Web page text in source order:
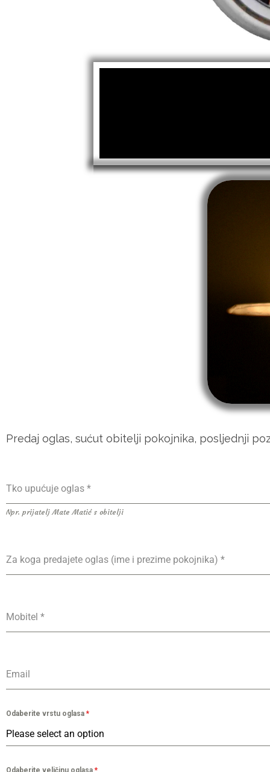
Predaj oglas, sućut obitelji pokojnika, posljednji
Tko upućuje oglas *
Npr. prijatelj Mate Matić s obitelji
Za koga predajete oglas (ime i prezime pokojnika) *
Mobitel *
Email
Odaberite vrstu oglasa *
Please select an option